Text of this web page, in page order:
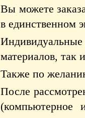
Вы можете
в единственном
материалов, так
Также по
После
(компьютерное